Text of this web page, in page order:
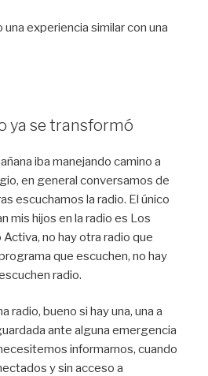
experiencia similar con una
ya se transformó
iba manejando camino a
en general conversamos de
escuchamos la radio. El único
mis hijos en la radio es Los
no hay otra radio que
que escuchen, no hay
radio.
radio, bueno si hay una, una a
ante alguna emergencia
informarnos, cuando
y sin acceso a